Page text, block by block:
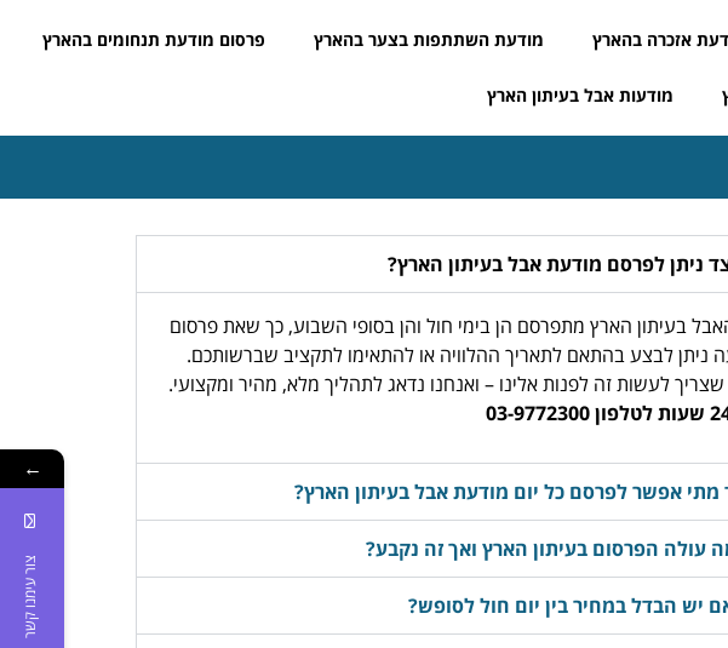
אזכרה בהארץ מודעת השתתפות בצער בהארץ פרסום מודעת תנחומים בהארץ
מודעות אבל בעיתון הארץ
ניתן לפרסם מודעת אבל בעיתון הארץ?
בעיתון הארץ מתפרסם הן בימי חול והן בסופי השבוע, כך שאת פרסום
ניתן לבצע בהתאם לתאריך ההלוויה או להתאימו לתקציב שברשותכם.
לעשות זה לפנות אלינו – ואנחנו נדאג לתהליך מלא, מהיר ומקצועי.
מתי אפשר לפרסם כל יום מודעת אבל בעיתון הארץ?
עולה הפרסום בעיתון הארץ ואך זה נקבע?
יש הבדל במחיר בין יום חול לסופש?
←
צור עימנו קשר